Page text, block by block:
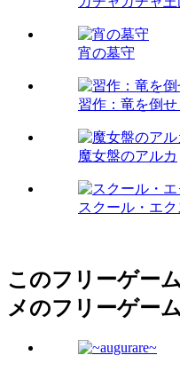
宵の墓守
習作：竜を倒せ
魔女盤のアルカ
スクール・エ
このフリーゲー
メのフリーゲー